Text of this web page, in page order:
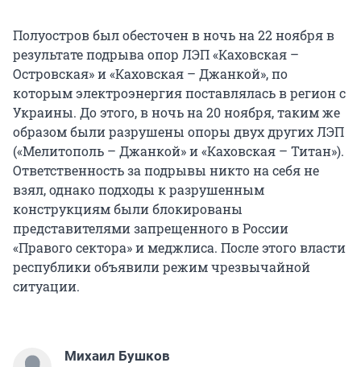
Полуостров был обесточен в ночь на 22 ноября в
результате подрыва опор ЛЭП «Каховская –
Островская» и «Каховская – Джанкой», по
которым электроэнергия поставлялась в регион с
Украины. До этого, в ночь на 20 ноября, таким же
образом были разрушены опоры двух других ЛЭП
(«Мелитополь – Джанкой» и «Каховская – Титан»).
Ответственность за подрывы никто на себя не
взял, однако подходы к разрушенным
конструкциям были блокированы
представителями запрещенного в России
«Правого сектора» и меджлиса. После этого власти
республики объявили режим чрезвычайной
ситуации.
Михаил Бушков